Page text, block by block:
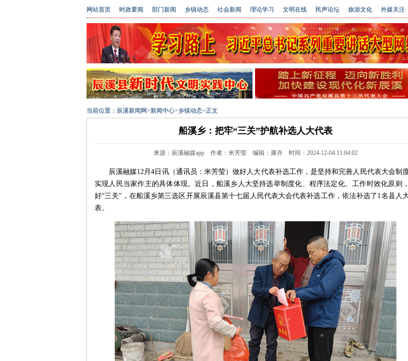
网站首页 时政要闻 部门新闻 乡镇动态 社会新闻 理论学习 文明在线 民声论坛 旅游文化 外媒关注
当前位置： 辰溪新闻网>新闻中心> 乡镇动态>正文
船溪乡：把牢“三关”护航补选人大代表
来源：辰溪融媒app 作者：米芳莹 编辑：康卉 时间：2024-12-04 11:04:02
辰溪融媒12月4日讯（通讯员：米芳莹）做好人大代表补选工作，是坚持和完善人民代表大会制度
实现人民当家作主的具体体现。近日，船溪乡人大坚持选举制度化、程序法定化、工作时效化原则
好“三关”，在船溪乡第三选区开展辰溪县第十七届人民代表大会代表补选工作，依法补选了1名县人
表。